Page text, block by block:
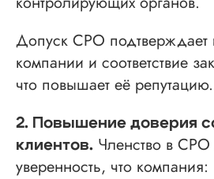
Допуск СРО подтверждает
компании и соответствие
что повышает её репутацию.
2. Повышение доверия
клиентов. Членство в СРО
уверенность, что компания: